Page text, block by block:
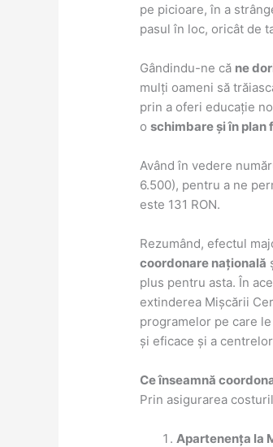
pe picioare, în a
pasul în loc, oricât de
Gândindu-ne că ne
mulți oameni să
prin a oferi educație
oschimbare și în plan
Având în vedere
6.500), pentru a ne
este 131 RON.
Rezumând, efectul
coordonare națională
plus pentru asta. În
extinderea Mișcării
programelor pe care
și eficace și a
Ce înseamnă
Prin asigurarea
Apartenența la